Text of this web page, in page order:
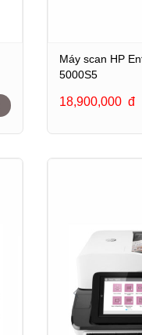
Máy scan HP
5000S5
18,900,000 đ